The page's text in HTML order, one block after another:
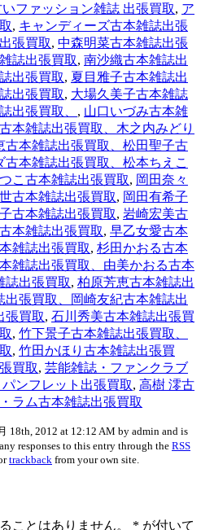
ファッション雑誌 出張買取, ア
, キャンディーズ古本雑誌出張
張買取, 中森明菜古本雑誌出張
誌出張買取, 南沙織古本雑誌出
出張買取, 夏目雅子古本雑誌出
出張買取, 大場久美子古本雑誌
出張買取、 , 山口いづみ古本雑
本雑誌出張買取、木之内みどり
古本雑誌出張買取、松田聖子古
古本雑誌出張買取、松本ちえこ
こ古本雑誌出張買取, 岡田奈々
古本雑誌出張買取, 岡田有希子
古本雑誌出張買取, 岩崎宏美古
本雑誌出張買取, 早乙女愛古本
雑誌出張買取, 杉田かおる古本
雑誌出張買取、由美かおる古本
誌出張買取, 柏原芳恵古本雑誌出
出張買取、岡崎友紀古本雑誌出
張買取, 石川秀美古本雑誌出張買
, 竹下景子古本雑誌出張買取、
, 竹田かほり古本雑誌出張買
買取, 芸能雑誌・ファンクラブ
ンフレット出張買取, 高樹 澪古
ラム古本雑誌出張買取
18th, 2012 at 12:12 AM by admin and is
responses to this entry through the RSS
trackback from your own site.
ことはありません。 * が付いて